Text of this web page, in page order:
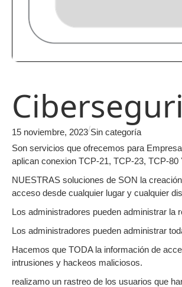
15 noviembre, 2023/Sin categoría
Son servicios que ofrecemos para
aplican conexion TCP-21, TCP-23, TCP-
NUESTRAS soluciones de SON la
acceso desde cualquier lugar y cualquier
Los administradores pueden administrar
Los administradores pueden administrar
Hacemos que TODA la información de
intrusiones y hackeos maliciosos.
realizamo un rastreo de los usuarios que